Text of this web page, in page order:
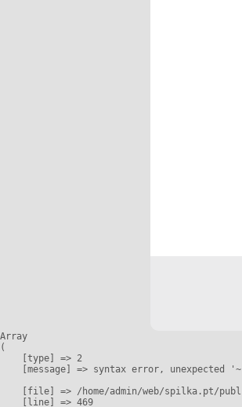
Array
(
    [type] => 2
[message] => syntax error, unexpected
[file] => /home/admin/web/spilka.pt/
    [line] => 469